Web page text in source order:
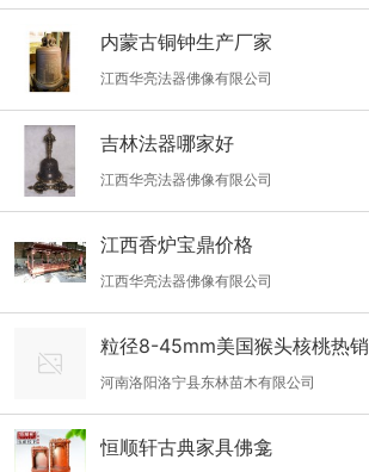
内蒙古铜钟生产厂家
江西华亮法器佛像有限公司
吉林法器哪家好
江西华亮法器佛像有限公司
江西香炉宝鼎价格
江西华亮法器佛像有限公司
粒径8-45mm美国猴头核桃热销
河南洛阳洛宁县东林苗木有限公司
恒顺轩古典家具佛龛